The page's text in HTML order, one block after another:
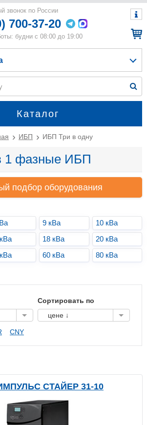
звонок по России
700-37-20
будни с 08:00 до 19:00
Каталог
ИБП ИБП Три в одну
1 фазные ИБП
подбор оборудования
9 кВа
10 кВа
18 кВа
20 кВа
60 кВа
80 кВа
Сортировать по
цене ↓
CNY
СТАЙЕР 31-10